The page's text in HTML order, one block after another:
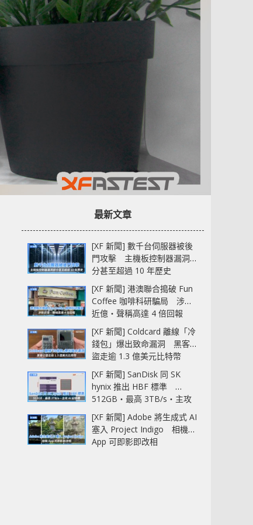
最新文章
[XF 新聞] 數千台伺服器被後
門攻擊 主機板控制器漏洞部
分甚至超過 10 年歷史
[XF 新聞] 港澳聯合搗破 Fun
Coffee 咖啡科研騙局 涉款
近億‧聲稱高達 4 倍回報
[XF 新聞] Coldcard 離線「冷
錢包」爆出致命漏洞 黑客已
盜走逾 1.3 億美元比特幣
[XF 新聞] SanDisk 同 SK
hynix 推出 HBF 標準
512GB‧最高 3TB/s‧主攻
AI 記憶體
[XF 新聞] Adobe 將生成式 AI
塞入 Project Indigo 相機
App 可即影即改相